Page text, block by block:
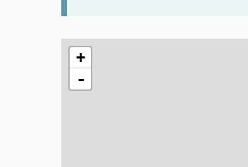
The following element is a map which
+
-